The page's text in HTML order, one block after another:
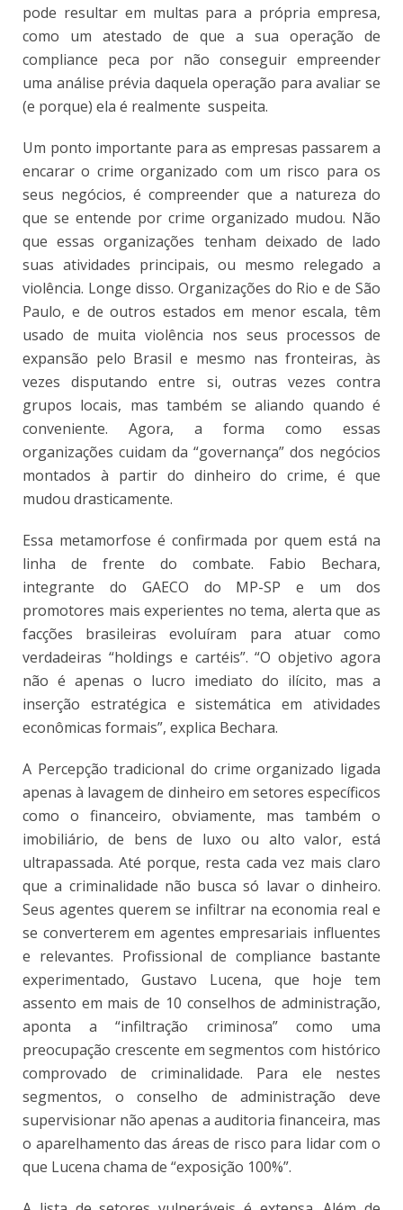
pode resultar em multas para a própria empresa,
como um atestado de que a sua operação de
compliance peca por não conseguir empreender
uma análise prévia daquela operação para avaliar se
(e porque) ela é realmente suspeita.
Um ponto importante para as empresas passarem a
encarar o crime organizado com um risco para os
seus negócios, é compreender que a natureza do
que se entende por crime organizado mudou. Não
que essas organizações tenham deixado de lado
suas atividades principais, ou mesmo relegado a
violência. Longe disso. Organizações do Rio e de São
Paulo, e de outros estados em menor escala, têm
usado de muita violência nos seus processos de
expansão pelo Brasil e mesmo nas fronteiras, às
vezes disputando entre si, outras vezes contra
grupos locais, mas também se aliando quando é
conveniente. Agora, a forma como essas
organizações cuidam da “governança” dos negócios
montados à partir do dinheiro do crime, é que
mudou drasticamente.
Essa metamorfose é confirmada por quem está na
linha de frente do combate. Fabio Bechara,
integrante do GAECO do MP-SP e um dos
promotores mais experientes no tema, alerta que as
facções brasileiras evoluíram para atuar como
verdadeiras “holdings e cartéis”. “O objetivo agora
não é apenas o lucro imediato do ilícito, mas a
inserção estratégica e sistemática em atividades
econômicas formais”, explica Bechara.
A Percepção tradicional do crime organizado ligada
apenas à lavagem de dinheiro em setores específicos
como o financeiro, obviamente, mas também o
imobiliário, de bens de luxo ou alto valor, está
ultrapassada. Até porque, resta cada vez mais claro
que a criminalidade não busca só lavar o dinheiro.
Seus agentes querem se infiltrar na economia real e
se converterem em agentes empresariais influentes
e relevantes. Profissional de compliance bastante
experimentado, Gustavo Lucena, que hoje tem
assento em mais de 10 conselhos de administração,
aponta a “infiltração criminosa” como uma
preocupação crescente em segmentos com histórico
comprovado de criminalidade. Para ele nestes
segmentos, o conselho de administração deve
supervisionar não apenas a auditoria financeira, mas
o aparelhamento das áreas de risco para lidar com o
que Lucena chama de “exposição 100%”.